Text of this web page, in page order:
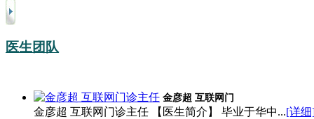
医生团队
金彦超 互联网门
金彦超 互联网门诊主任 【医生简介】 毕业于华中...[详